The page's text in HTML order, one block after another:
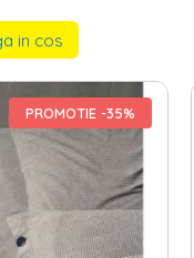
in cos
PROMOTIE -35%